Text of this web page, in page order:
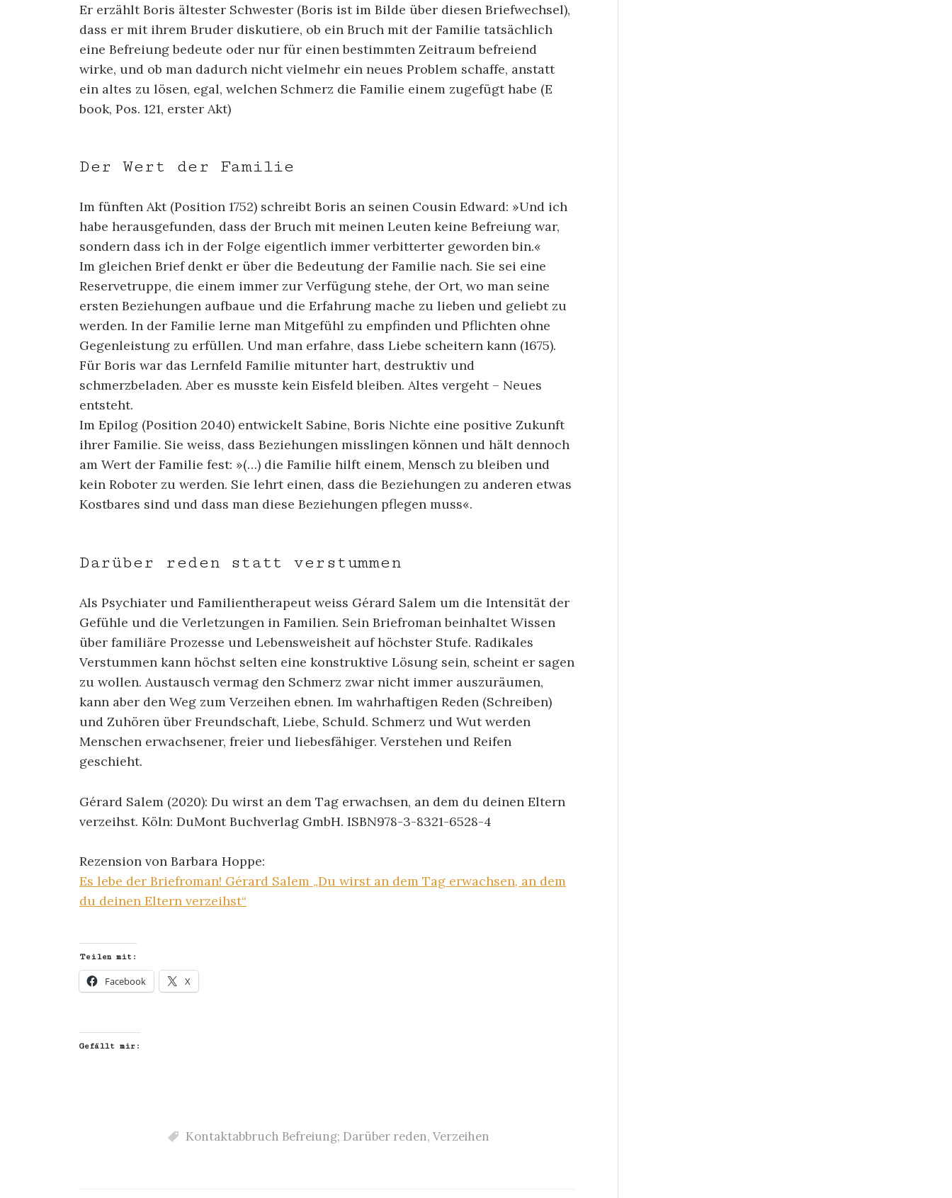
Er erzählt Boris ältester Schwester (Boris ist im Bilde über diesen Briefwechsel),
dass er mit ihrem Bruder diskutiere, ob ein Bruch mit der Familie tatsächlich
eine Befreiung bedeute oder nur für einen bestimmten Zeitraum befreiend
wirke, und ob man dadurch nicht vielmehr ein neues Problem schaffe, anstatt
ein altes zu lösen, egal, welchen Schmerz die Familie einem zugefügt habe (E
book, Pos. 121, erster Akt)
Der Wert der Familie
Im fünften Akt (Position 1752) schreibt Boris an seinen Cousin Edward: »Und ich
habe herausgefunden, dass der Bruch mit meinen Leuten keine Befreiung war,
sondern dass ich in der Folge eigentlich immer verbitterter geworden bin.«
Im gleichen Brief denkt er über die Bedeutung der Familie nach. Sie sei eine
Reservetruppe, die einem immer zur Verfügung stehe, der Ort, wo man seine
ersten Beziehungen aufbaue und die Erfahrung mache zu lieben und geliebt zu
werden. In der Familie lerne man Mitgefühl zu empfinden und Pflichten ohne
Gegenleistung zu erfüllen. Und man erfahre, dass Liebe scheitern kann (1675).
Für Boris war das Lernfeld Familie mitunter hart, destruktiv und
schmerzbeladen. Aber es musste kein Eisfeld bleiben. Altes vergeht – Neues
entsteht.
Im Epilog (Position 2040) entwickelt Sabine, Boris Nichte eine positive Zukunft
ihrer Familie. Sie weiss, dass Beziehungen misslingen können und hält dennoch
am Wert der Familie fest: »(…) die Familie hilft einem, Mensch zu bleiben und
kein Roboter zu werden. Sie lehrt einen, dass die Beziehungen zu anderen etwas
Kostbares sind und dass man diese Beziehungen pflegen muss«.
Darüber reden statt verstummen
Als Psychiater und Familientherapeut weiss Gérard Salem um die Intensität der
Gefühle und die Verletzungen in Familien. Sein Briefroman beinhaltet Wissen
über familiäre Prozesse und Lebensweisheit auf höchster Stufe. Radikales
Verstummen kann höchst selten eine konstruktive Lösung sein, scheint er sagen
zu wollen. Austausch vermag den Schmerz zwar nicht immer auszuräumen,
kann aber den Weg zum Verzeihen ebnen. Im wahrhaftigen Reden (Schreiben)
und Zuhören über Freundschaft, Liebe, Schuld. Schmerz und Wut werden
Menschen erwachsener, freier und liebesfähiger. Verstehen und Reifen
geschieht.
Gérard Salem (2020): Du wirst an dem Tag erwachsen, an dem du deinen Eltern
verzeihst. Köln: DuMont Buchverlag GmbH. ISBN978-3-8321-6528-4
Rezension von Barbara Hoppe:
Es lebe der Briefroman! Gérard Salem „Du wirst an dem Tag erwachsen, an dem
du deinen Eltern verzeihst“
Teilen mit:
Facebook X
Gefällt mir:
Kontaktabbruch Befreiung; Darüber reden, Verzeihen